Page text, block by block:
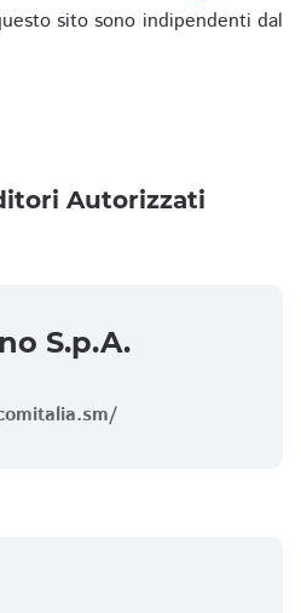
sito sono indipendenti dal
Autorizzati
S.p.A.